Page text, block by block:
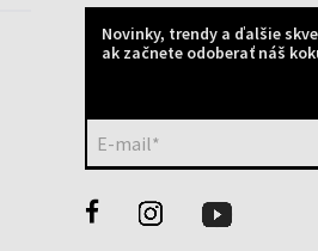
Novinky, trendy a ďalšie
ak začnete odoberať náš
E-mail*